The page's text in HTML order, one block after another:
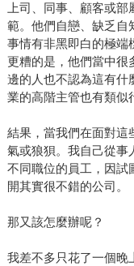
上司、同事、顧客或
範。他們自戀、缺乏自
事情有非黑即白的極
更糟的是，他們當中很
邊的人也不認為這有什
業的高階主管也有類似
結果，當我們在面對這
氣或狼狽。我自己從事
不同職位的員工，因試
開其實很不錯的公司。
那又該怎麼辦呢？
我差不多只花了一個晚